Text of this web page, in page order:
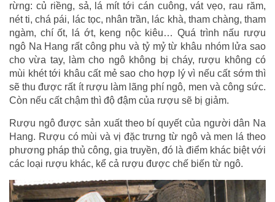
rừng: củ riềng, sả, lá mít tới cán cuông, vát vẹo, rau răm,
nét ti, chá pái, lác tọc, nhân trần, lác khà, tham chàng, tham
ngàm, chí ốt, lá ớt, keng nộc kiêu… Quá trình nấu rượu
ngô Na Hang rất công phu và tỷ mỷ từ khâu nhóm lửa sao
cho vừa tay, làm cho ngô không bị cháy, rượu không có
mùi khét tới khâu cất mẻ sao cho hợp lý vì nếu cất sớm thì
sẽ thu được rất ít rượu làm lãng phí ngô, men và công sức.
Còn nếu cất chậm thì độ đậm của rượu sẽ bị giảm.
Rượu ngô được sản xuất theo bí quyết của người dân Na
Hang. Rượu có mùi và vị đặc trưng từ ngô và men lá theo
phương pháp thủ công, gia truyền, đó là điểm khác biệt với
các loại rượu khác, kể cả rượu được chế biến từ ngô.